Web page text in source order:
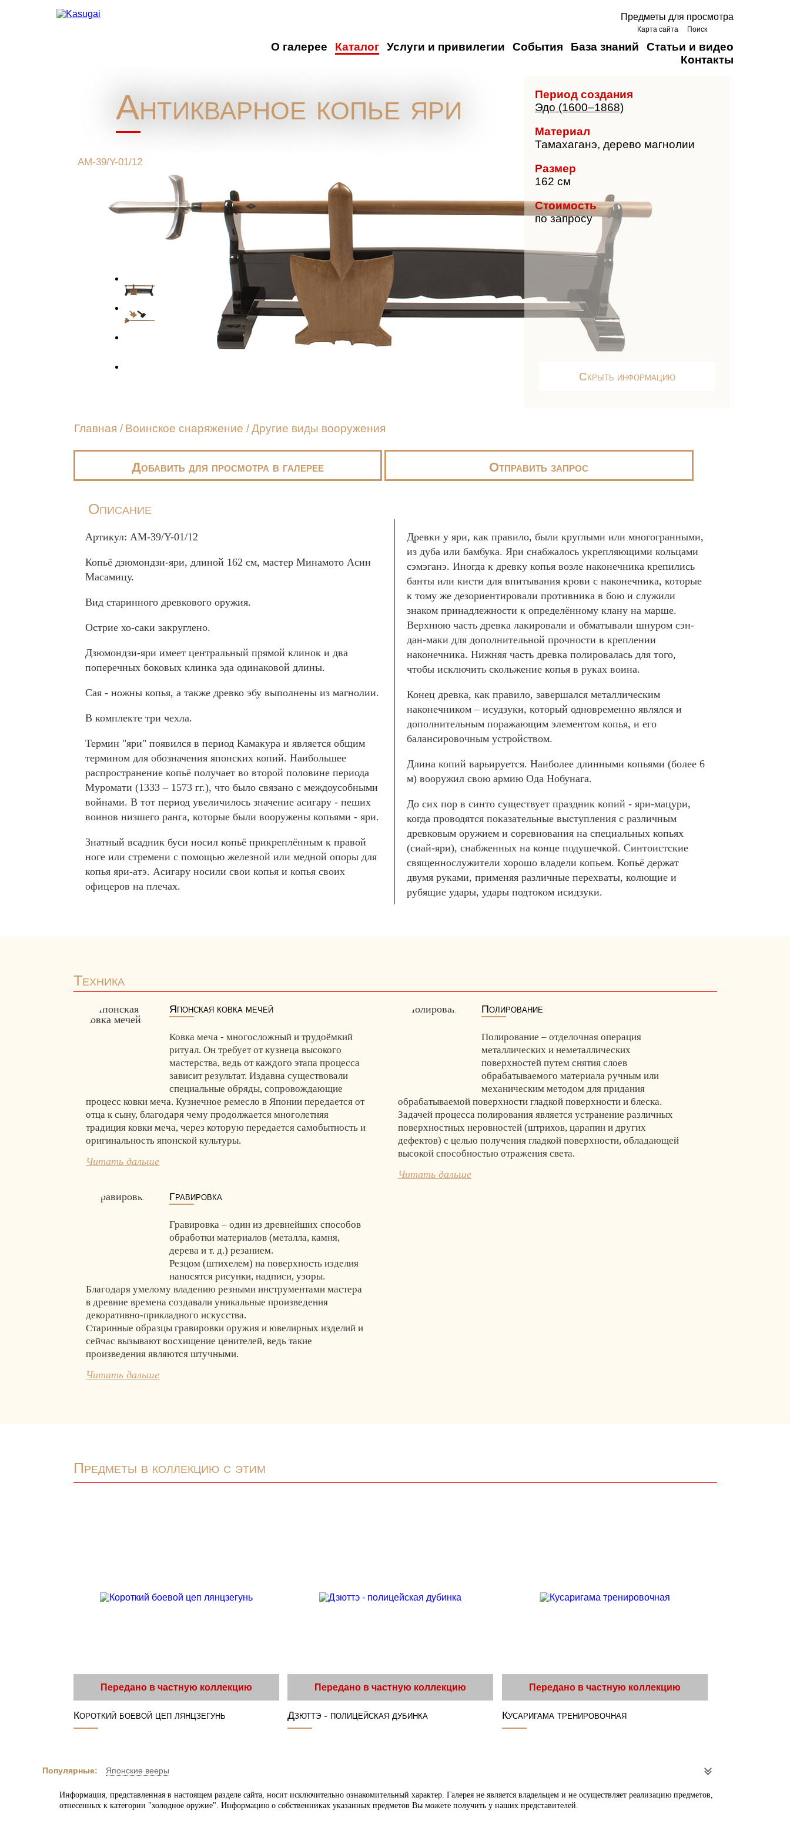
Предметы для просмотра
Карта сайта Поиск
О галерее Каталог Услуги и привилегии События База знаний
Статьи и видео
Контакты
Антикварное копье яри
AM-39/Y-01/12
Период создания
Эдо (1600–1868)
Материал
Тамахаганэ, дерево магнолии
Размер
162 см
Стоимость
по запросу
Скрыть информацию
Главная / Воинское снаряжение /Другие виды вооружения
Добавить для просмотра в галерее Отправить запрос
Описание
Артикул: AM-39/Y-01/12
Копьё дзюмондзи-яри, длиной 162 см, мастер Минамото Асин
Масамицу.
Вид старинного древкового оружия.
Острие хо-саки закруглено.
Дзюмондзи-яри имеет центральный прямой клинок и два
поперечных боковых клинка эда одинаковой длины.
Сая - ножны копья, а также древко эбу выполнены из магнолии.
В комплекте три чехла.
Термин "яри" появился в период Камакура и является общим
термином для обозначения японских копий. Наибольшее
распространение копьё получает во второй половине периода
Муромати (1333 – 1573 гг.), что было связано с междоусобными
войнами. В тот период увеличилось значение асигару - пеших
воинов низшего ранга, которые были вооружены копьями - яри.
Знатный всадник буси носил копьё прикреплённым к правой
ноге или стремени с помощью железной или медной опоры для
копья яри-атэ. Асигару носили свои копья и копья своих
офицеров на плечах.
Древки у яри, как правило, были круглыми или многогранными,
из дуба или бамбука. Яри снабжалось укрепляющими кольцами
сэмэганэ. Иногда к древку копья возле наконечника крепились
банты или кисти для впитывания крови с наконечника, которые
к тому же дезориентировали противника в бою и служили
знаком принадлежности к определённому клану на марше.
Верхнюю часть древка лакировали и обматывали шнуром сэн-
дан-маки для дополнительной прочности в креплении
наконечника. Нижняя часть древка полировалась для того,
чтобы исключить скольжение копья в руках воина.
Конец древка, как правило, завершался металлическим
наконечником – исудзуки, который одновременно являлся и
дополнительным поражающим элементом копья, и его
балансировочным устройством.
Длина копий варьируется. Наиболее длинными копьями (более 6
м) вооружил свою армию Ода Нобунага.
До сих пор в синто существует праздник копий - яри-мацури,
когда проводятся показательные выступления с различным
древковым оружием и соревнования на специальных копьях
(сиай-яри), снабженных на конце подушечкой. Cинтоистские
священнослужители хорошо владели копьем. Копьё держат
двумя руками, применяя различные перехваты, колющие и
рубящие удары, удары подтоком исидзуки.
Техника
Японская ковка мечей
Ковка меча - многосложный и трудоёмкий
ритуал. Он требует от кузнеца высокого
мастерства, ведь от каждого этапа процесса
зависит результат. Издавна существовали
специальные обряды, сопровождающие
процесс ковки меча. Кузнечное ремесло в Японии передается от
отца к сыну, благодаря чему продолжается многолетняя
традиция ковки меча, через которую передается самобытность и
оригинальность японской культуры.
Читать дальше
Полирование
Полирование – отделочная операция
металлических и неметаллических
поверхностей путем снятия слоев
обрабатываемого материала ручным или
механическим методом для придания
обрабатываемой поверхности гладкой поверхности и блеска.
Задачей процесса полирования является устранение различных
поверхностных неровностей (штрихов, царапин и других
дефектов) с целью получения гладкой поверхности, обладающей
высокой способностью отражения света.
Читать дальше
Гравировка
Гравировка – один из древнейших способов
обработки материалов (металла, камня,
дерева и т. д.) резанием.
Резцом (штихелем) на поверхность изделия
наносятся рисунки, надписи, узоры.
Благодаря умелому владению резными инструментами мастера
в древние времена создавали уникальные произведения
декоративно-прикладного искусства.
Старинные образцы гравировки оружия и ювелирных изделий и
сейчас вызывают восхищение ценителей, ведь такие
произведения являются штучными.
Читать дальше
Предметы в коллекцию с этим
Передано в частную коллекцию
Короткий боевой цеп лянцзегунь
Передано в частную коллекцию
Дзюттэ - полицейская дубинка
Передано в частную коллекцию
Кусаригама тренировочная
Популярные: Японские вееры
Информация, представленная в настоящем разделе сайта, носит исключительно ознакомительный характер. Галерея не является владельцем и не осуществляет реализацию предметов,
отнесенных к категории "холодное оружие". Информацию о собственниках указанных предметов Вы можете получить у наших представителей.